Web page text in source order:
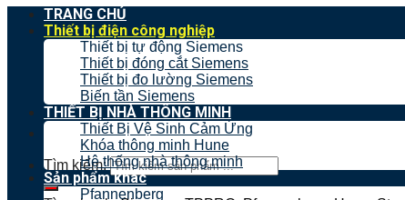
Tìm kiếm:
TRANG CHỦ
Thiết bị điện công nghiệp
Thiết bị tự động Siemens
Thiết bị đóng cắt Siemens
Thiết bị đo lường Siemens
Biến tần Siemens
THIẾT BỊ NHÀ THÔNG MINH
Thiết Bị Vệ Sinh Cảm Ứng
Khóa thông minh Hune
Hệ thống nhà thông minh
Sản phẩm khác
Pfannenberg